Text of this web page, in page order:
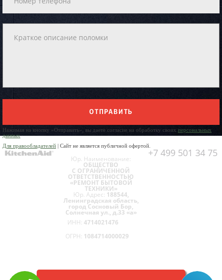
ОТПРАВИТЬ
Нажимая на кнопку «Отправить», вы даете согласие на обработку своих персональных
данных
Для правообладателей | Сайт не является публичной офертой.
+7 499 501 34 75
Юр. Наименование:
ОБЩЕСТВО
С ОГРАНИЧЕННОЙ
ОТВЕТСТВЕННОСТЬЮ
«РЕМОНТ БЫТОВОЙ
ТЕХНИКИ»
Юр. Адрес: 188544,
Ленинградская область,
город Сосновый Бор,
Солнечная ул., д.33 «а»
ИНН: 4714021476
ОГРН: 1084714000029